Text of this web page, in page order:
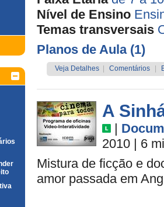
Nível de Ensino
Temas transversais
Planos de Aula (1)
Veja Detalhes Comentários
A
|
2010 | 6
Mistura de ficção e
amor passada em